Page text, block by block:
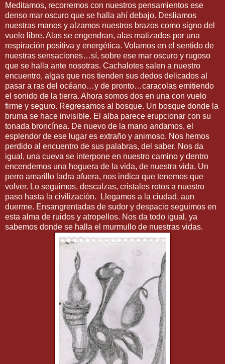
Meditamos, recorremos con nuestros pensamientos ese
denso mar oscuro que se halla ahí debajo. Desliamos
nuestras manos y alzamos nuestros brazos como signo del
vuelo libre. Alas se engendran, alas matizados por una
respiración positiva y energética. Volamos en el sentido de
nuestras sensaciones…sí, sobre ese mar oscuro y rugoso
que se halla ante nosotras. Cachalotes salen a nuestro
encuentro, algas que nos tienden sus dedos delicados al
pasar a ras del océano…y de pronto…caracolas emitiendo
el sonido de la tierra. Ahora somos dos en una con vuelo
firme y seguro. Regresamos al bosque. Un bosque donde la
bruma se hace invisible. El alba parece erupcionar con su
tonada broncínea. De nuevo de la mano andamos, el
esplendor de ese lugar es extraño y animoso. Nos hemos
perdido al encuentro de sus palabras, del saber. Nos da
igual, una cueva se interpone en nuestro camino y dentro
encendemos una hoguera de la vida, de nuestra vida. Un
perro amarillo ladra afuera, nos indica que tenemos que
volver. Lo seguimos, descalzas, cristales rotos a nuestro
paso hasta la civilización. Llegamos a la ciudad, aun
duerme. Ensangrentadas de sudor y despacio seguimos en
esta alma de ruidos y atropellos. Nos da todo igual, ya
sabemos donde se halla el murmullo de nuestras vidas.